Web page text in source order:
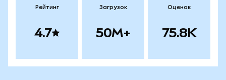
Рейтинг
4.7
Загрузок
50M+
Оценок
75.8K